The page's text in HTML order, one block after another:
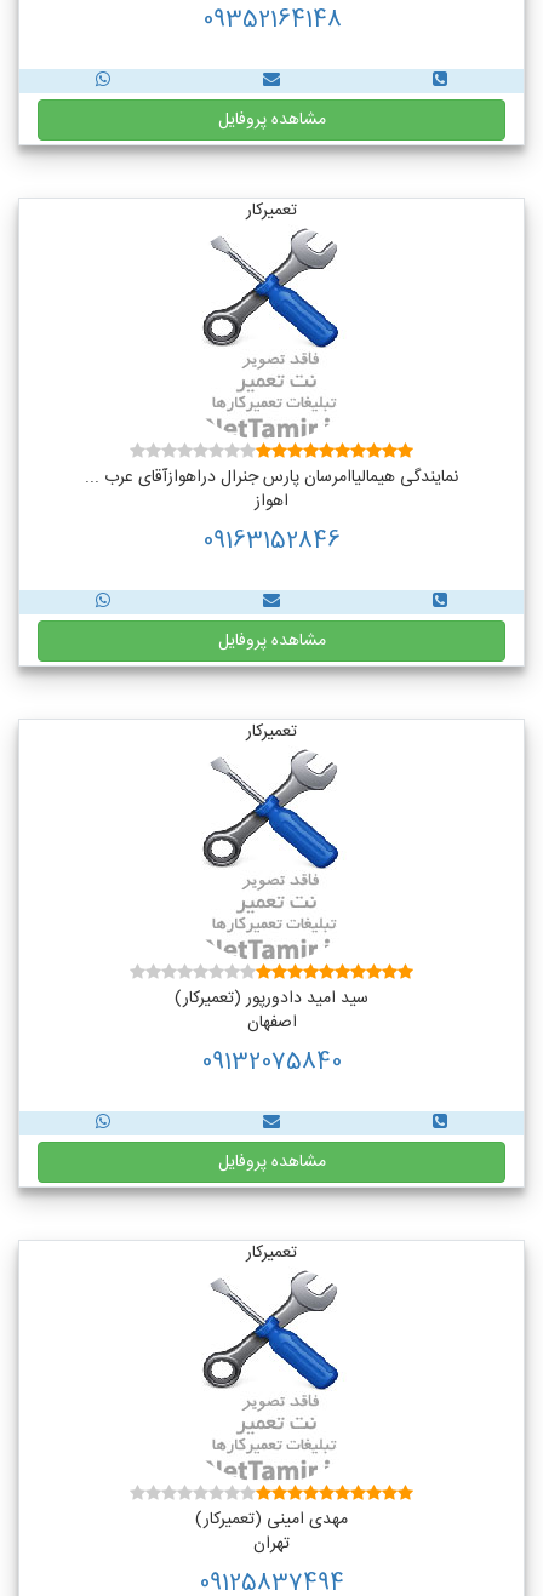
09352164148
مشاهده پروفایل
تعمیرکار
نمایندگی هیمالیاامرسان پارس جنرال دراهوازآقای عرب ...
اهواز
09163152846
مشاهده پروفایل
تعمیرکار
سید امید دادورپور (تعمیرکار)
اصفهان
09132075840
مشاهده پروفایل
تعمیرکار
مهدی امینی (تعمیرکار)
تهران
09125837494